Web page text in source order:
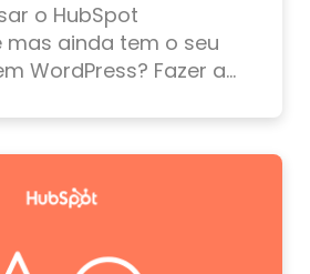
o HubSpot
ainda tem o seu
WordPress? Fazer a...